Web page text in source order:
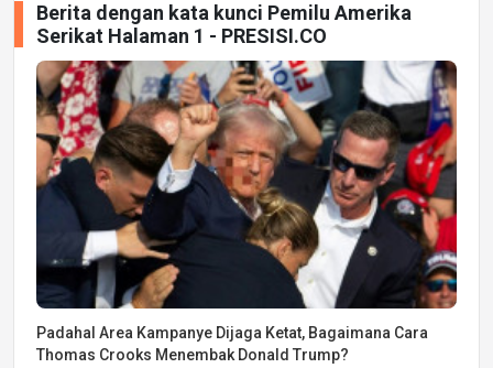
Berita dengan kata kunci Pemilu Amerika
Serikat Halaman 1 - PRESISI.CO
Padahal Area Kampanye Dijaga Ketat, Bagaimana Cara
Thomas Crooks Menembak Donald Trump?